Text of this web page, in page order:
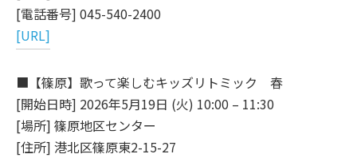
[電話番号] 045-540-2400
[URL]
■【篠原】歌って楽しむキッズリトミック 春
[開始日時] 2026年5月19日 (火) 10:00 – 11:30
[場所] 篠原地区センター
[住所] 港北区篠原東2-15-27